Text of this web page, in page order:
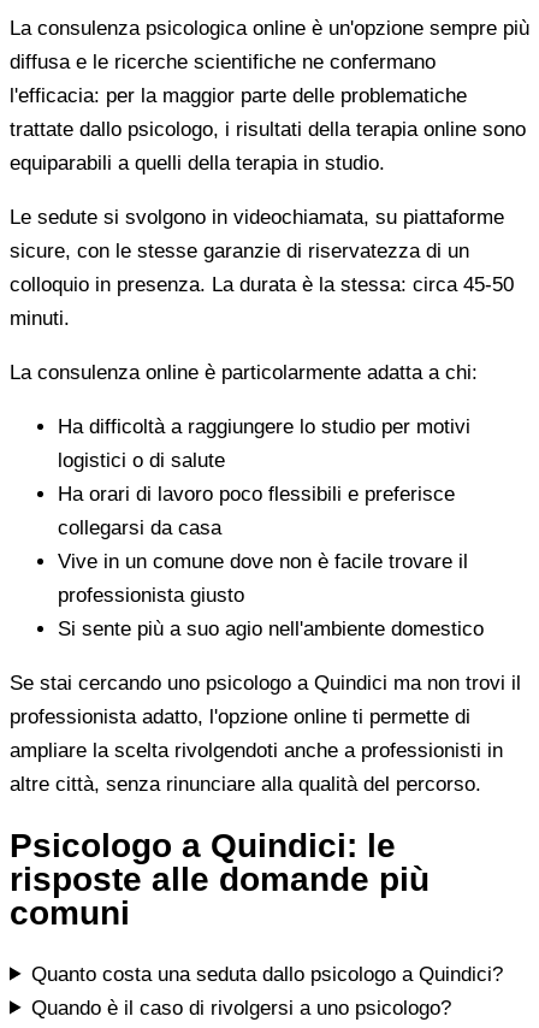
La consulenza psicologica online è un'opzione sempre più
diffusa e le ricerche scientifiche ne confermano
l'efficacia: per la maggior parte delle problematiche
trattate dallo psicologo, i risultati della terapia online sono
equiparabili a quelli della terapia in studio.
Le sedute si svolgono in videochiamata, su piattaforme
sicure, con le stesse garanzie di riservatezza di un
colloquio in presenza. La durata è la stessa: circa 45-50
minuti.
La consulenza online è particolarmente adatta a chi:
Ha difficoltà a raggiungere lo studio per motivi
logistici o di salute
Ha orari di lavoro poco flessibili e preferisce
collegarsi da casa
Vive in un comune dove non è facile trovare il
professionista giusto
Si sente più a suo agio nell'ambiente domestico
Se stai cercando uno psicologo a Quindici ma non trovi il
professionista adatto, l'opzione online ti permette di
ampliare la scelta rivolgendoti anche a professionisti in
altre città, senza rinunciare alla qualità del percorso.
Psicologo a Quindici: le
risposte alle domande più
comuni
Quanto costa una seduta dallo psicologo a Quindici?
Quando è il caso di rivolgersi a uno psicologo?